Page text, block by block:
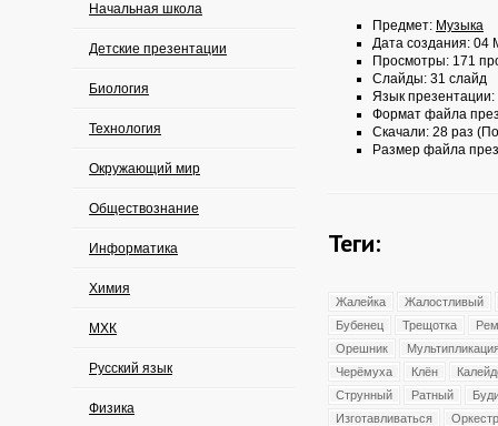
Начальная школа
Детские презентации
Биология
Технология
Окружающий мир
Обществознание
Информатика
Химия
МХК
Русский язык
Физика
Предмет: Музыка
Дата создания: 04
Просмотры: 171
Слайды: 31 слайд
Язык презентации:
Формат файла
Скачали: 28 раз
Размер файла
Теги:
Жалейка
Жалостливый
Бубенец
Трещотка
Орешник
Черёмуха
Клён
Струнный
Ратный
Изготавливаться
Оркестр